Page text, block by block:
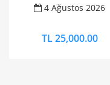
4 Ağustos 2026
TL 25,000.00